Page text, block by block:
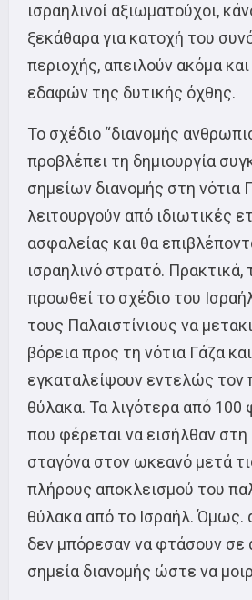
ισραηλινοί αξιωματούχοι,
ξεκάθαρα για κατοχή του
περιοχής, απειλούν ακόμα
εδαφών της δυτικής όχθης.
Το σχέδιο “διανομής
προβλέπει τη δημιουργία
σημείων διανομής στη νότια
λειτουργούν από ιδιωτικές
ασφαλείας και θα
ισραηλινό στρατό. Πρακτικά,
προωθεί το σχέδιο του
τους Παλαιστίνιους να
βόρεια προς τη νότια Γάζα
εγκαταλείψουν εντελώς τον
θύλακα. Τα λιγότερα από
που φέρεται να εισήλθαν στη
σταγόνα στον ωκεανό μετά
πλήρους αποκλεισμού του
θύλακα από το Ισραήλ. Όμως.
δεν μπόρεσαν να φτάσουν σε
σημεία διανομής ώστε να